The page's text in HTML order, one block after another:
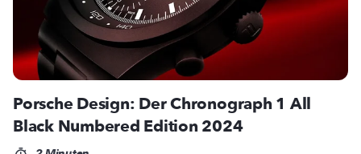
Porsche Design: Der Chronograph 1 All
Black Numbered Edition 2024